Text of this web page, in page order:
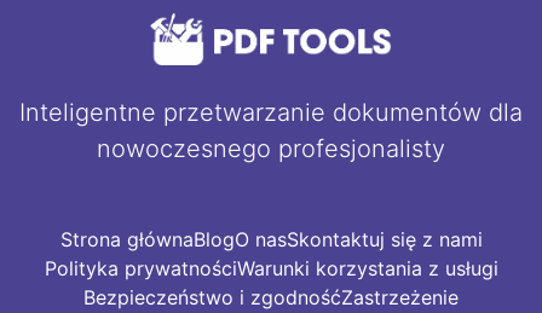
Inteligentne przetwarzanie dokumentów dla
nowoczesnego profesjonalisty
Strona głównaBlogO nasSkontaktuj się z nami
Polityka prywatnościWarunki korzystania z usługi
Bezpieczeństwo i zgodnośćZastrzeżenie